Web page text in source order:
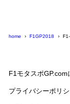
home F1GP2018
F1モタスポGP.com
プライバシーポリ